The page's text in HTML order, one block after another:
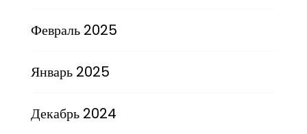
Февраль 2025
Январь 2025
Декабрь 2024